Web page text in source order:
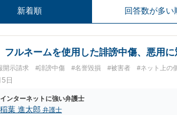
新着順 回答数が多い
フルネームを使用した誹謗中傷、悪用
開示請求 #誹謗中傷 #名誉毀損 #被害者 #ネット上の
日
インターネットに強い弁護士
稲葉 進太郎 弁護士